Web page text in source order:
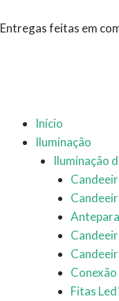
para
Entregas feitas em
Início
Iluminação
Iluminação
Fitas